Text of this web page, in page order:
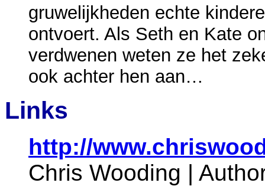
gruwelijkheden echte
ontvoert. Als Seth en Kate
verdwenen weten ze het
ook achter hen aan…
Links
http://
Chris Wooding |